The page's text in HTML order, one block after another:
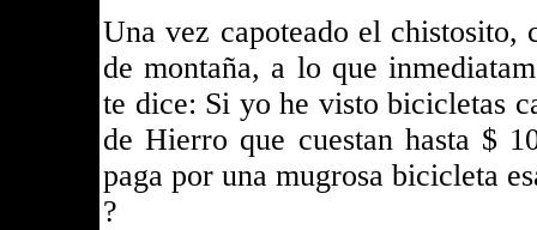
Una vez capoteado el chistosito,
de montaña, a lo que
te dice: Si yo he visto bicicletas
de Hierro que cuestan hasta $
paga por una mugrosa bicicleta
?